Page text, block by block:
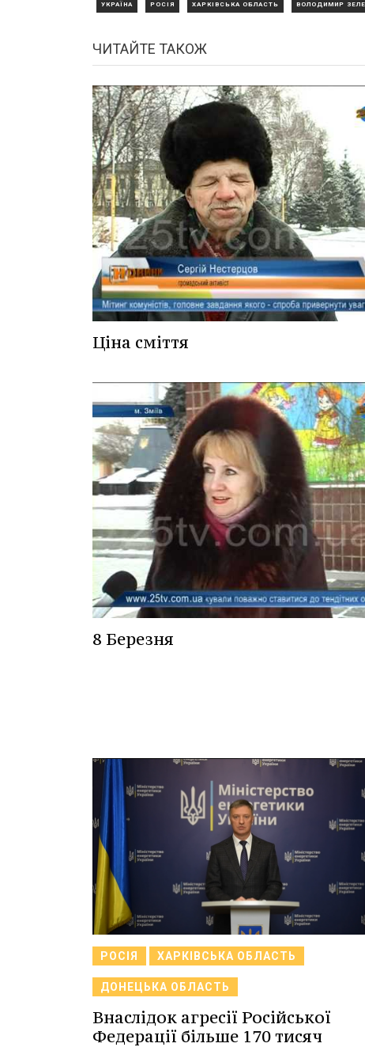
УКРАЇНА РОСІЯ ХАРКІВСЬКА ОБЛАСТЬ ВОЛОДИМИР
ЧИТАЙТЕ ТАКОЖ
Ціна сміття
8 Березня
РОСІЯ ХАРКІВСЬКА ОБЛАСТЬ
ДОНЕЦЬКА ОБЛАСТЬ
Внаслідок агресії Російської
Федерації більше 170 тисяч